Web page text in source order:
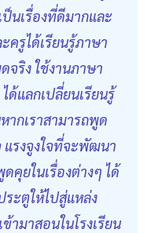
ป็นเรื่องที่ดีมากและ
ครูได้เรียนรู้ภาษา
จริง ใช้งานภาษา
ด้แลกเปลี่ยนเรียนรู้
ากเราสามารถพูด
แรงจูงใจที่จะพัฒนา
คุยในเรื่องต่างๆ ได้
ะตูให้ไปสู่แหล่ง
ามาสอนในโรงเรียน